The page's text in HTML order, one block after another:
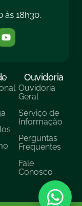
às 18h30.
Ouvidoria
Ouvidoria
Geral
Serviço de
Informação
Perguntas
Frequentes
Fale
Conosco